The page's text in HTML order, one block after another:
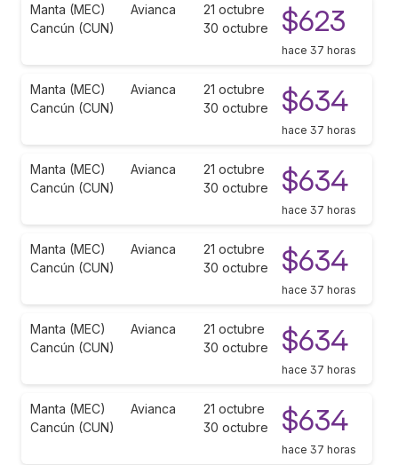
Manta (MEC)
Cancún (CUN)
Avianca
21 octubre
30 octubre
$623
hace 37 horas
Manta (MEC)
Cancún (CUN)
Avianca
21 octubre
30 octubre
$634
hace 37 horas
Manta (MEC)
Cancún (CUN)
Avianca
21 octubre
30 octubre
$634
hace 37 horas
Manta (MEC)
Cancún (CUN)
Avianca
21 octubre
30 octubre
$634
hace 37 horas
Manta (MEC)
Cancún (CUN)
Avianca
21 octubre
30 octubre
$634
hace 37 horas
Manta (MEC)
Cancún (CUN)
Avianca
21 octubre
30 octubre
$634
hace 37 horas